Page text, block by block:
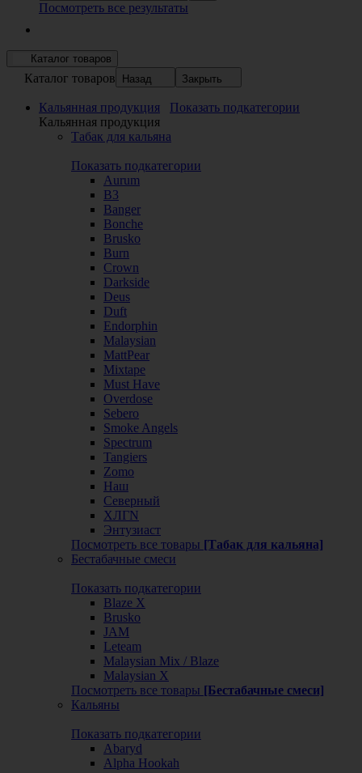
Посмотреть все результаты
Каталог товаров
Каталог товаров Назад Закрыть
Кальянная продукция
Показать подкатегории
Кальянная продукция
Табак для кальяна
Показать подкатегории
Aurum
B3
Banger
Bonche
Brusko
Burn
Crown
Darkside
Deus
Duft
Endorphin
Malaysian
MattPear
Mixtape
Must Have
Overdose
Sebero
Smoke Angels
Spectrum
Tangiers
Zomo
Наш
Северный
ХЛГN
Энтузиаст
Посмотреть все товары [Табак для кальяна]
Бестабачные смеси
Показать подкатегории
Blaze X
Brusko
JAM
Leteam
Malaysian Mix / Blaze
Malaysian X
Посмотреть все товары [Бестабачные смеси]
Кальяны
Показать подкатегории
Abaryd
Alpha Hookah